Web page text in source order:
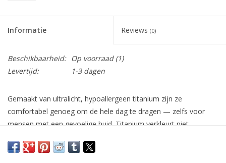
Informatie Reviews (0)
Beschikbaarheid: Op voorraad(1)
Levertijd:
1-3 dagen
Gemaakt van ultralicht, hypoallergeen titanium zijn ze
comfortabel genoeg om de hele dag te dragen — zelfs voor
mensen met een gevoelige huid. Titanium verkleurt niet,
gebruik aan te kunnen zonder zijn glans te verliezen.